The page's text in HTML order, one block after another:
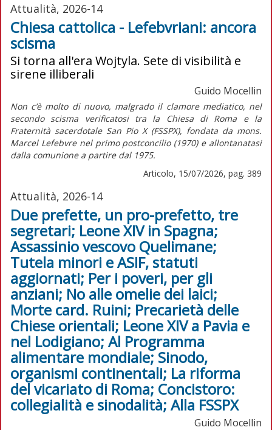
Attualità, 2026-14
Chiesa cattolica - Lefebvriani: ancora
scisma
Si torna all'era Wojtyla. Sete di visibilità e
sirene illiberali
Guido Mocellin
Non c’è molto di nuovo, malgrado il clamore mediatico, nel
secondo scisma verificatosi tra la Chiesa di Roma e la
Fraternità sacerdotale San Pio X (FSSPX), fondata da mons.
Marcel Lefebvre nel primo postconcilio (1970) e allontanatasi
dalla comunione a partire dal 1975.
Articolo, 15/07/2026, pag. 389
Attualità, 2026-14
Due prefette, un pro-prefetto, tre
segretari; Leone XIV in Spagna;
Assassinio vescovo Quelimane;
Tutela minori e ASIF, statuti
aggiornati; Per i poveri, per gli
anziani; No alle omelie dei laici;
Morte card. Ruini; Precarietà delle
Chiese orientali; Leone XIV a Pavia e
nel Lodigiano; Al Programma
alimentare mondiale; Sinodo,
organismi continentali; La riforma
del vicariato di Roma; Concistoro:
collegialità e sinodalità; Alla FSSPX
Guido Mocellin